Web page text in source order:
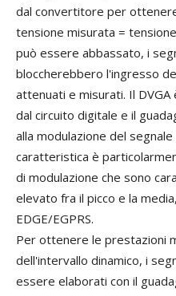
dal convertitore per
tensione misurata =
può essere abbassato, i
bloccherebbero l'ingresso
attenuati e misurati. Il
dal circuito digitale e il
alla modulazione del
caratteristica è
di modulazione che sono
elevato fra il picco e la
EDGE/EGPRS.
Per ottenere le prestazioni
dell'intervallo dinamico, i
essere elaborati con il